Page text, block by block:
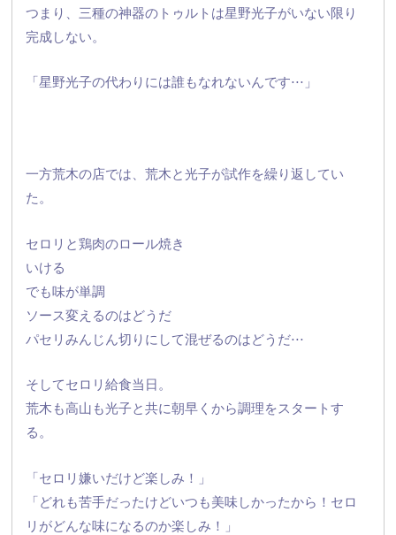
つまり、 三種の神器のトゥルトは星野光子がいない限り
完成しない。
「星野光子の代わりには誰もなれないんです⋅⋅⋅」
一方荒木の店では、荒木と光子が試作を繰り返してい
た。
セロリと鶏肉のロール焼き
いける
でも味が単調
ソース変えるのはどうだ
パセリみんじん切りにして混ぜるのはどうだ⋅⋅⋅
そしてセロリ給食当日。
荒木も高山も光子と共に朝早くから調理をスタートす
る。
「セロリ嫌いだけど楽しみ！」
「どれも苦手だったけどいつも美味しかったから！ セロ
リがどんな味になるのか楽しみ！」